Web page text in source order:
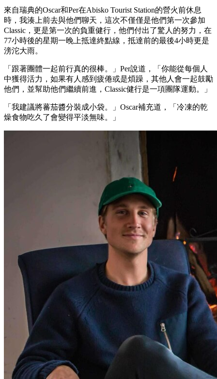
來自瑞典的Oscar和Per在Abisko Tourist Station的營火前休息
時，我湊上前去與他們聊天，這次不僅僅是他們第一次參加
Classic，更是第一次的負重健行，他們付出了驚人的努力，在
77小時後的星期一晚上抵達終點線，抵達前的最後4小時更是
滂沱大雨。
「跟著團體一起前行真的很棒。」Per說道，「你能從每個人
中獲得活力，如果有人感到疲倦或是煩躁，其他人會一起鼓勵
他們，並幫助他們繼續前進，Classic健行是一項團隊運動。」
「我建議將蕃茄醬分裝成小袋。」Oscar補充道，「冷凍的乾
燥食物吃久了會變得平淡無味。」